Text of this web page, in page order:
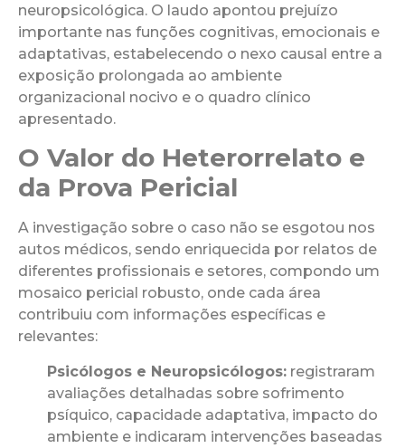
neuropsicológica. O laudo apontou prejuízo
importante nas funções cognitivas, emocionais e
adaptativas, estabelecendo o nexo causal entre a
exposição prolongada ao ambiente
organizacional nocivo e o quadro clínico
apresentado.
O Valor do Heterorrelato e
da Prova Pericial
A investigação sobre o caso não se esgotou nos
autos médicos, sendo enriquecida por relatos de
diferentes profissionais e setores, compondo um
mosaico pericial robusto, onde cada área
contribuiu com informações específicas e
relevantes:
Psicólogos e Neuropsicólogos: registraram
avaliações detalhadas sobre sofrimento
psíquico, capacidade adaptativa, impacto do
ambiente e indicaram intervenções baseadas